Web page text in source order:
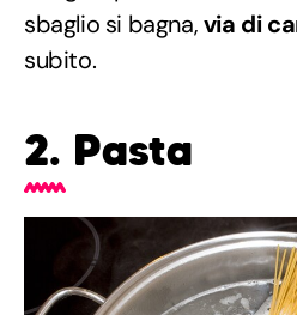
sbaglio si bagna,via di
subito.
2. Pasta